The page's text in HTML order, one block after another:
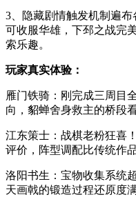
3、隐藏剧情触发机制遍
可收服华雄，下邳之战完
索乐趣。
玩家真实体验：
雁门铁骑：刚完成三周目
向，貂蝉舍身救主的桥段
江东策士：战棋老粉狂喜
评价，阵型调配比传统作
洛阳书生：宝物收集系统
天画戟的锻造过程还原度满